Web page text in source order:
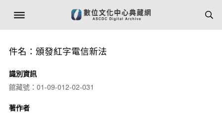
件名：頒發紅字電信新法
識別資訊
館藏號：01-09-012-02-031
著作者